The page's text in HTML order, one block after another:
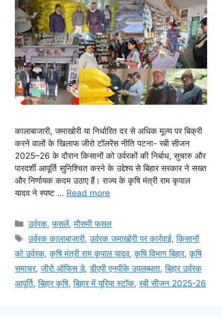
कालाबाजारी, जमाखोरी या निर्धारित दर से अधिक मूल्य पर बिक्री
करने वालों के खिलाफ जीरो टॉलरेंस नीति पटना- रबी सीजन
2025–26 के दौरान किसानों को उर्वरकों की निर्बाध, सुचारु और
पारदर्शी आपूर्ति सुनिश्चित करने के उद्देश्य से बिहार सरकार ने सख्त
और निर्णायक कदम उठाए हैं। राज्य के कृषि मंत्री राम कृपाल
यादव ने स्पष्ट … Read more
उर्वरक,फसलें,मौसमी फसल
उर्वरक कालाबाजारी,उर्वरक जमाखोरी पर कार्रवाई,किसानों
को उर्वरक,कृषि मंत्री राम कृपाल यादव,कृषि विभाग बिहार,कृषि
समाचर,जीरो ऑफिस डे,डीएपी एनपीके उपलब्धता,बिहार उर्वरक
आपूर्ति,बिहार कृषि,बिहार में यूरिया स्टॉक,रबी सीजन 2025-26